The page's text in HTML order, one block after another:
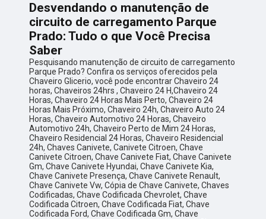
Desvendando o manutenção de
circuito de carregamento Parque
Prado: Tudo o que Você Precisa
Saber
Pesquisando manutenção de circuito de carregamento
Parque Prado? Confira os serviços oferecidos pela
Chaveiro Glicerio, você pode encontrar Chaveiro 24
horas, Chaveiros 24hrs , Chaveiro 24 H,Chaveiro 24
Horas, Chaveiro 24 Horas Mais Perto, Chaveiro 24
Horas Mais Próximo, Chaveiro 24h, Chaveiro Auto 24
Horas, Chaveiro Automotivo 24 Horas, Chaveiro
Automotivo 24h, Chaveiro Perto de Mim 24 Horas,
Chaveiro Residencial 24 Horas, Chaveiro Residencial
24h, Chaves Canivete, Canivete Citroen, Chave
Canivete Citroen, Chave Canivete Fiat, Chave Canivete
Gm, Chave Canivete Hyundai, Chave Canivete Kia,
Chave Canivete Presença, Chave Canivete Renault,
Chave Canivete Vw, Cópia de Chave Canivete, Chaves
Codificadas, Chave Codificada Chevrolet, Chave
Codificada Citroen, Chave Codificada Fiat, Chave
Codificada Ford, Chave Codificada Gm, Chave